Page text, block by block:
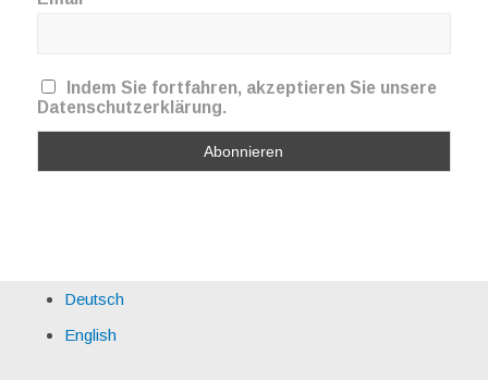
Indem Sie fortfahren, akzeptieren Sie unsere
Datenschutzerklärung.
Deutsch
English